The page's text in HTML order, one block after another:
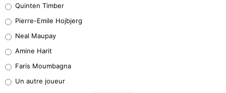
5%
1%
9%
Quinten Timber
Pierre-Emile Hojbjerg
Neal Maupay
Amine Harit
Faris Moumbagna
Un autre joueur